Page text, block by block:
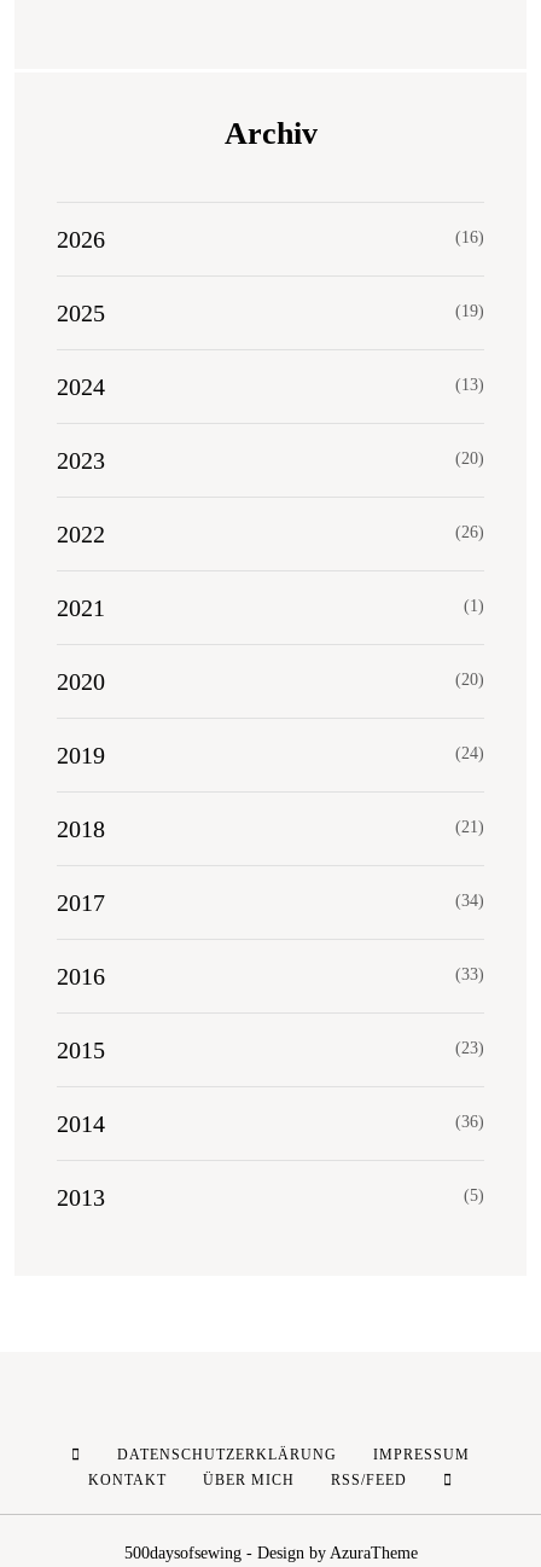
Archiv
2026 (16)
2025 (19)
2024 (13)
2023 (20)
2022 (26)
2021 (1)
2020 (20)
2019 (24)
2018 (21)
2017 (34)
2016 (33)
2015 (23)
2014 (36)
2013 (5)
DATENSCHUTZERKLÄRUNG
IMPRESSUM
KONTAKT
ÜBER MICH RSS/FEED
500daysofsewing - Design by AzuraTheme